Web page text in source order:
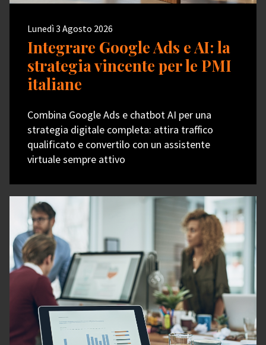
Lunedì 3 Agosto 2026
Integrare Google Ads e AI: la
strategia vincente per le PMI
italiane
Combina Google Ads e chatbot AI per una
strategia digitale completa: attira traffico
qualificato e convertilo con un assistente
virtuale sempre attivo